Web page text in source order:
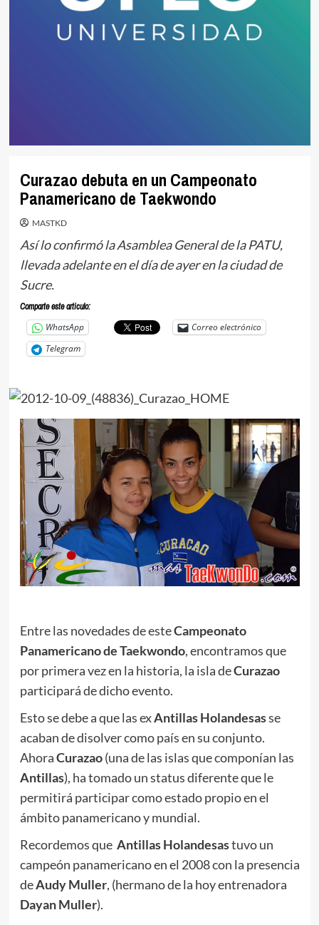
Curazao debuta en un Campeonato
Panamericano de Taekwondo
MASTKD
Así lo confirmó la Asamblea General de la PATU,
llevada adelante en el día de ayer en la ciudad de
Sucre.
Comparte este articulo:
WhatsApp
Correo electrónico
Telegram
Entre las novedades de esteCampeonato
Panamericano de Taekwondo, encontramos que
por primera vez en la historia, la isla deCurazao
participará de dicho evento.
Esto se debe a que las exAntillas Holandesasse
acaban de disolver como país en su conjunto.
AhoraCurazao(una de las islas que componían las
Antillas), ha tomado un status diferente que le
permitirá participar como estado propio en el
ámbito panamericano y mundial.
Recordemos que Antillas Holandesastuvo un
campeón panamericano en el 2008 con la presencia
deAudy Muller, (hermano de la hoy entrenadora
Dayan Muller).